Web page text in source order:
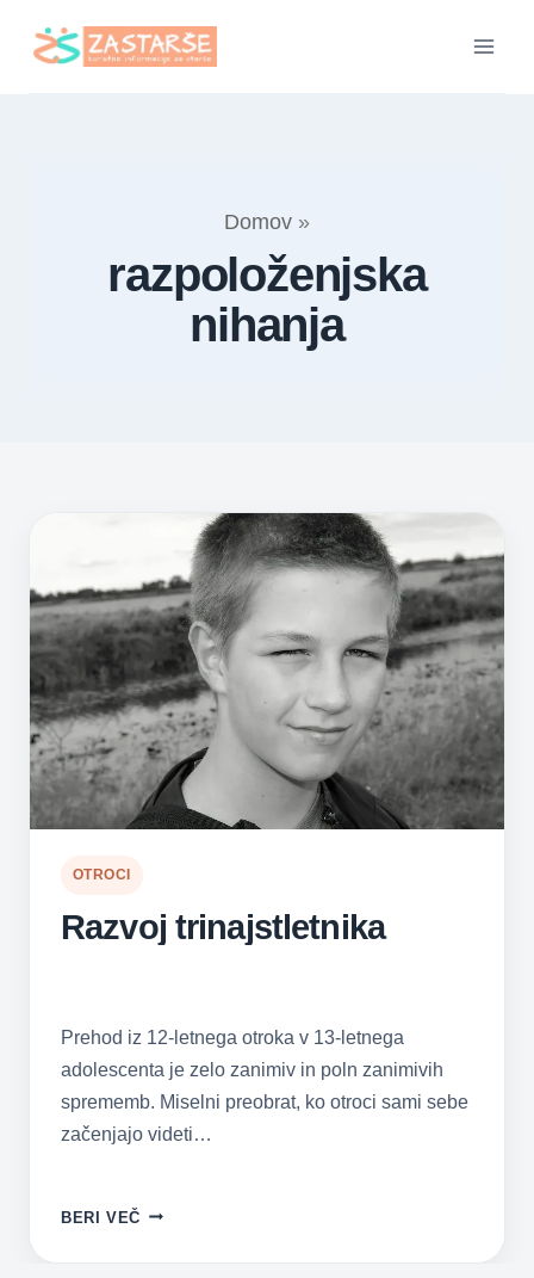
Domov »
razpoloženjska
nihanja
OTROCI
Razvoj trinajstletnika
Prehod iz 12-letnega otroka v 13-letnega
adolescenta je zelo zanimiv in poln zanimivih
sprememb. Miselni preobrat, ko otroci sami sebe
začenjajo videti…
BERI VEČ RAZVOJ